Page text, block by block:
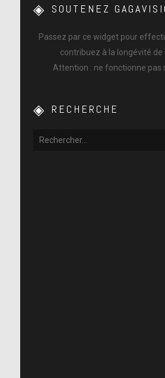
SOUTENEZ
Passez par ce widget pour
contribuez à la longévité de
Attention : ne fonctionne pas
RECHERCHE